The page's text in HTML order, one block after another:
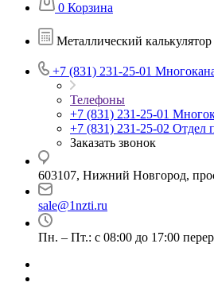
0 Корзина
Металлический калькулятор
+7 (831) 231-25-01
Телефоны
+7 (831) 231-25-01
+7 (831) 231-25-02 Отдел
Заказать звонок
603107, Нижний Новгород,
sale@1nzti.ru
Пн. – Пт.: с 08:00 до 17:00